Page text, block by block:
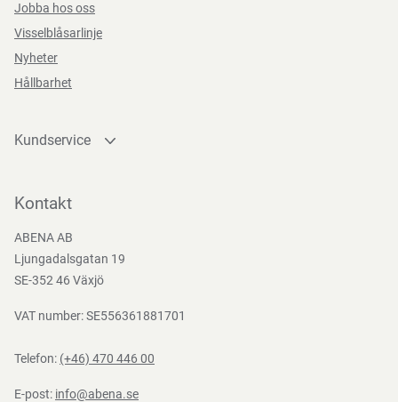
Jobba hos oss
Visselblåsarlinje
Nyheter
Hållbarhet
Kundservice
Bli kund
Nedladdningar
Kontakt
ABENA AB
Ljungadalsgatan 19
SE-352 46 Växjö
VAT number: SE556361881701
Telefon: (+46) 470 446 00
E-post: info@abena.se